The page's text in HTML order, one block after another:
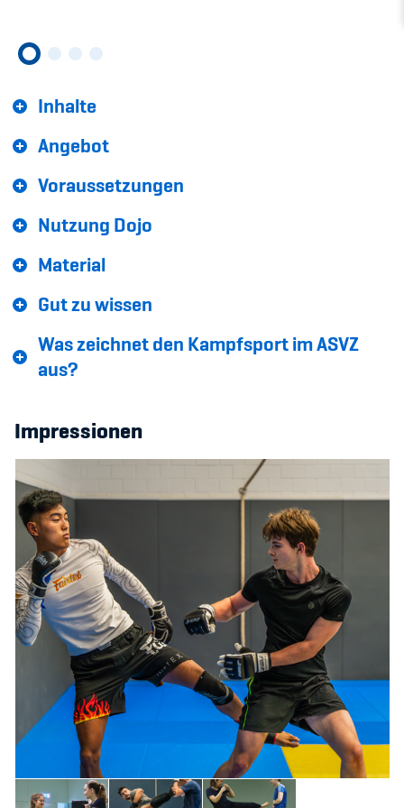
Netzwerk
Inhalte
Angebot
Voraussetzungen
Nutzung Dojo
Material
Gut zu wissen
Was zeichnet den Kampfsport im ASVZ
aus?
Impressionen